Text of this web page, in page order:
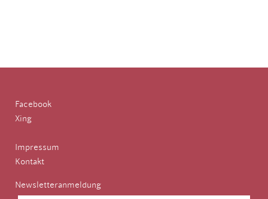
Facebook
Xing
Impressum
Kontakt
Newsletteranmeldung